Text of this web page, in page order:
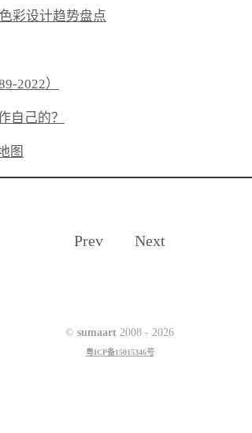
彩设计趋势盘点
2022）
自己的？
图
Prev Next
© sumaart 2008 - 2026
粤ICP备15015346号